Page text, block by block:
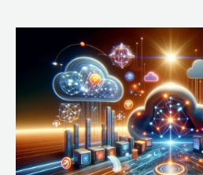
Nuvem:
Google
Cloud,
AWS